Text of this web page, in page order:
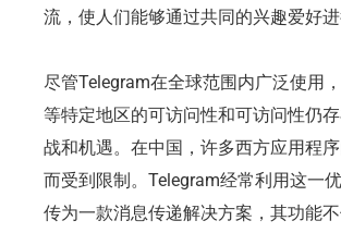
流，使人们能够通过共同的兴趣爱好进
尽管Telegram在全球范围内广泛使用
等特定地区的可访问性和可访问性仍
战和机遇。在中国，许多西方应用程
而受到限制。Telegram经常利用这一
传为一款消息传递解决方案，其功能不